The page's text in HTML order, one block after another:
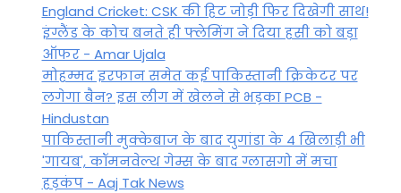
England Cricket: CSK की हिट जोड़ी फिर दिखेगी साथ!
इंग्लैंड के कोच बनते ही फ्लेमिंग ने दिया हसी को बड़ा
ऑफर - Amar Ujala
मोहम्मद इरफान समेत कई पाकिस्तानी क्रिकेटर पर
लगेगा बैन? इस लीग में खेलने से भड़का PCB -
Hindustan
पाकिस्तानी मुक्केबाज के बाद युगांडा के 4 खिलाड़ी भी
'गायब', कॉमनवेल्थ गेम्स के बाद ग्लासगो में मचा
हड़कंप - Aaj Tak News